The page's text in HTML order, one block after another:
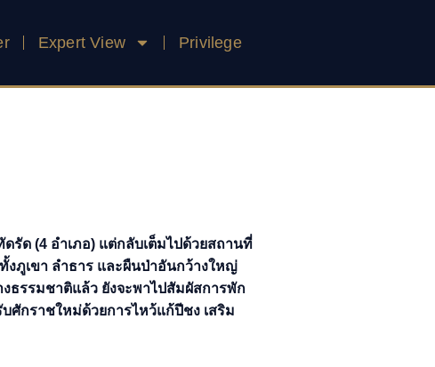
Expert View Privilege
รัด (4 อำเภอ) แต่กลับเต็มไปด้วยสถานที่
ภูเขา ลำธาร และผืนป่าอันกว้างใหญ่
ธรรมชาติแล้ว ยังจะพาไปสัมผัสการพัก
ศักราชใหม่ด้วยการไหว้แก้ปีชง เสริม